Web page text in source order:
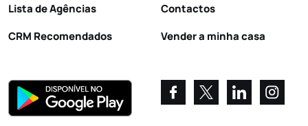
Lista de Agências
CRM Recomendados
Contactos
Vender a minha casa